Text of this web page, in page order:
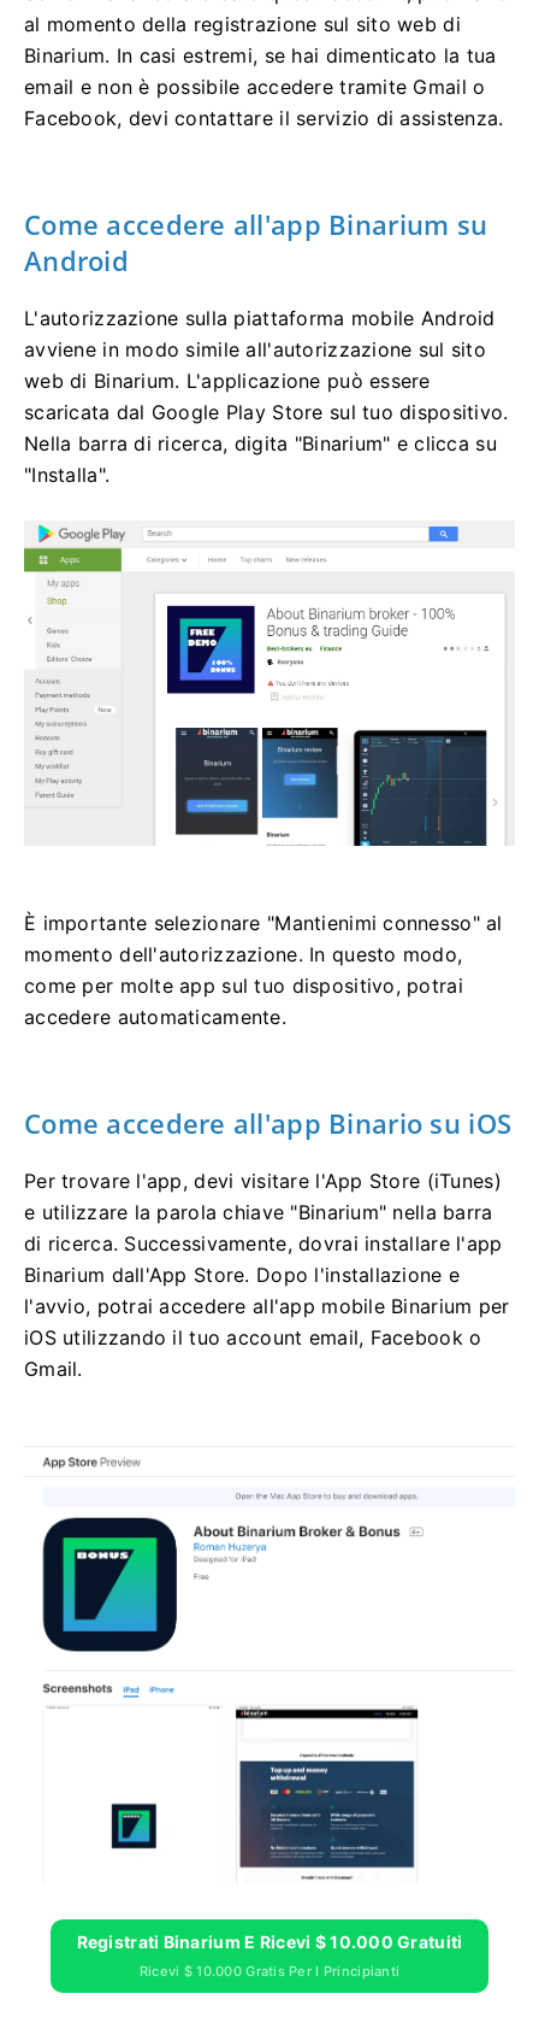
al momento della registrazione sul sito web di
Binarium. In casi estremi, se hai dimenticato la tua
email e non è possibile accedere tramite Gmail o
Facebook, devi contattare il servizio di assistenza.
Come accedere all'app Binarium su
Android
L'autorizzazione sulla piattaforma mobile Android
avviene in modo simile all'autorizzazione sul sito
web di Binarium. L'applicazione può essere
scaricata dal Google Play Store sul tuo dispositivo.
Nella barra di ricerca, digita "Binarium" e clicca su
"Installa".
È importante selezionare "Mantienimi connesso" al
momento dell'autorizzazione. In questo modo,
come per molte app sul tuo dispositivo, potrai
accedere automaticamente.
Come accedere all'app Binario su iOS
Per trovare l'app, devi visitare l'App Store (iTunes)
e utilizzare la parola chiave "Binarium" nella barra
di ricerca. Successivamente, dovrai installare l'app
Binarium dall'App Store. Dopo l'installazione e
l'avvio, potrai accedere all'app mobile Binarium per
iOS utilizzando il tuo account email, Facebook o
Gmail.
Registrati Binarium E Ricevi $ 10.000 Gratuiti
Ricevi $ 10.000 Gratis Per I Principianti